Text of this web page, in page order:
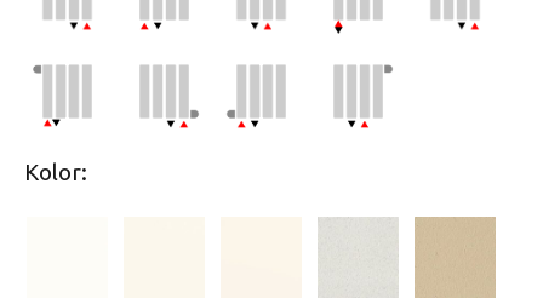
Kolor: